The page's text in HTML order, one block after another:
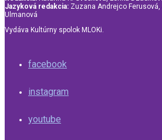
Jazyková redakcia: Zuzana Andrejco
Ulmanová
Vydáva Kultúrny spolok MLOKi.
facebook
instagram
youtube